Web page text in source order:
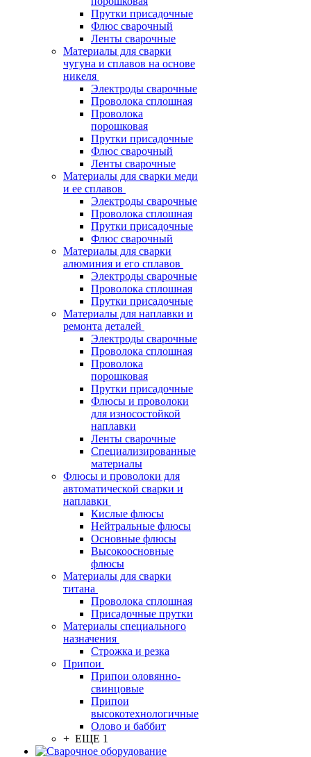
Прутки присадочные
Флюс сварочный
Ленты сварочные
Материалы для сварки
чугуна и сплавов на основе
никеля
Электроды сварочные
Проволока сплошная
Проволока
порошковая
Прутки присадочные
Флюс сварочный
Ленты сварочные
Материалы для сварки меди
и ее сплавов
Электроды сварочные
Проволока сплошная
Прутки присадочные
Флюс сварочный
Материалы для сварки
алюминия и его сплавов
Электроды сварочные
Проволока сплошная
Прутки присадочные
Материалы для наплавки и
ремонта деталей
Электроды сварочные
Проволока сплошная
Проволока
порошковая
Прутки присадочные
Флюсы и проволоки
для износостойкой
наплавки
Ленты сварочные
Специализированные
материалы
Флюсы и проволоки для
автоматической сварки и
наплавки
Кислые флюсы
Нейтральные флюсы
Основные флюсы
Высокоосновные
флюсы
Материалы для сварки
титана
Проволока сплошная
Присадочные прутки
Материалы специального
назначения
Строжка и резка
Припои
Припои оловянно-
свинцовые
Припои
высокотехнологичные
Олово и баббит
+ ЕЩЕ 1